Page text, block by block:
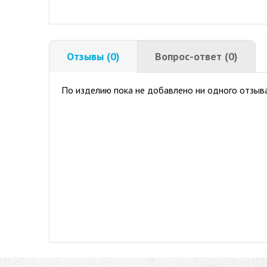
Отзывы (0) Вопрос-ответ (0)
По изделию пока не добавлено ни одного